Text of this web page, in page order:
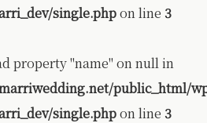
single.phpon line 3
property "name" on null in
public_html/
single.phpon line 3